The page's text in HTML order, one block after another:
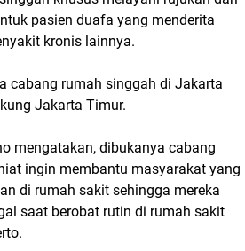
pasien duafa yang menderita
kronis lainnya.
cabang rumah singgah di Jakarta
Jakarta Timur.
mengatakan, dibukanya cabang
ingin membantu masyarakat yang
di rumah sakit sehingga mereka
saat berobat rutin di rumah sakit